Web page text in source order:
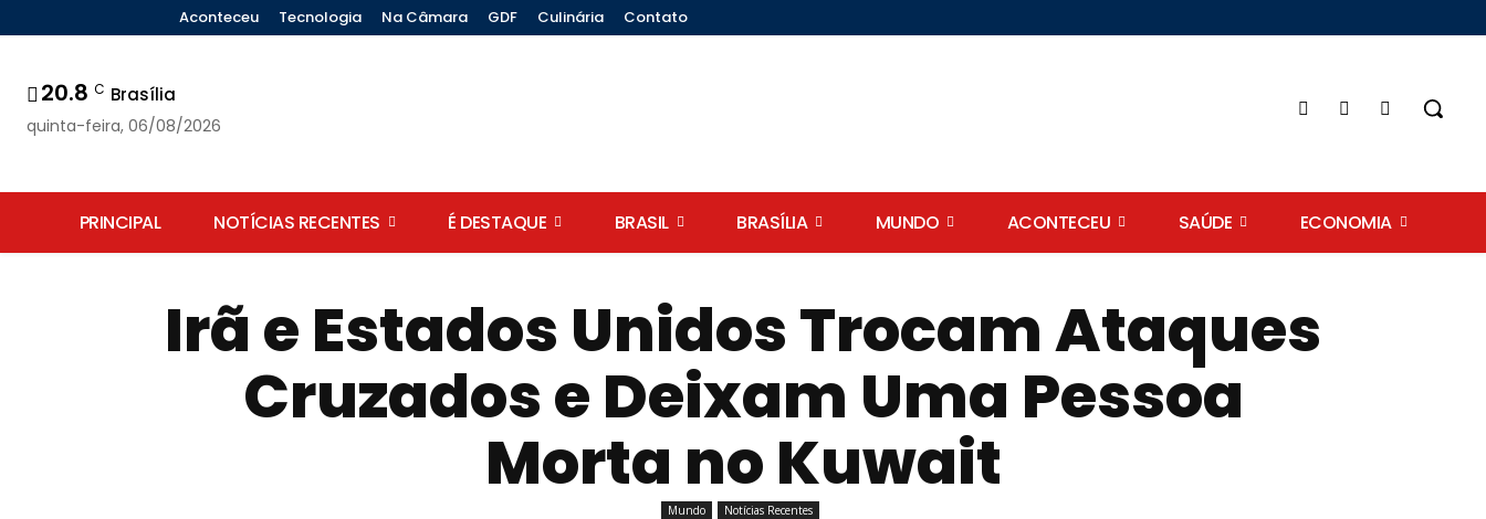
Aconteceu Tecnologia Na Câmara GDF Culinária Contato
20.8 C Brasília
quinta-feira, 06/08/2026
PRINCIPAL NOTÍCIAS RECENTES É DESTAQUE BRASIL BRASÍLIA MUNDO ACONTECEU SAÚDE ECONOMIA
Irã e Estados Unidos Trocam Ataques
Cruzados e Deixam Uma Pessoa
Morta no Kuwait
Mundo Notícias Recentes